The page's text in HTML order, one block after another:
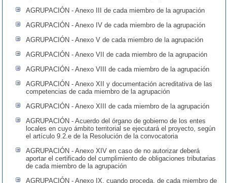
AGRUPACIÓN - Anexo III de cada miembro de la agrupación
AGRUPACIÓN - Anexo IV de cada miembro de la agrupación
AGRUPACIÓN - Anexo V de cada miembro de la agrupación
AGRUPACIÓN - Anexo VII de cada miembro de la agrupación
AGRUPACIÓN - Anexo VIII de cada miembro de la agrupación
AGRUPACIÓN - Anexo XII y documentación acreditativa de las
competencias de cada miembro de la agrupación
AGRUPACIÓN - Anexo XIII de cada miembro de la agrupación
AGRUPACIÓN - Acuerdo del órgano de gobierno de los entes
locales en cuyo ámbito territorial se ejecutará el proyecto, según
el artículo 9.2.e de la Resolución de la convocatoria
AGRUPACIÓN - Anexo XIV en caso de no autorizar deberá
aportar el certificado del cumplimiento de obligaciones tributarias
de cada miembro de la agrupación
AGRUPACIÓN - Anexo IX, cuando proceda, de cada miembro de